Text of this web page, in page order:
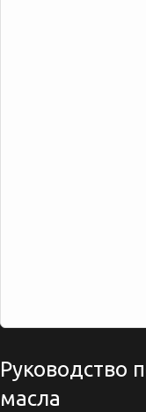
Руководство
масла